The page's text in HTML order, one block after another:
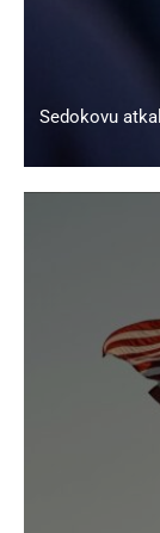
Sedokovu